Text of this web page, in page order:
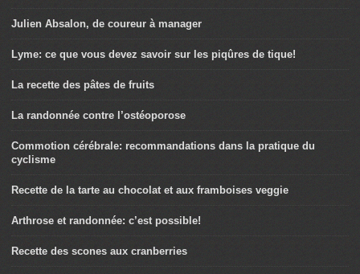
Julien Absalon, de coureur à manager
Lyme: ce que vous devez savoir sur les piqûres de tique!
La recette des pâtes de fruits
La randonnée contre l’ostéoporose
Commotion cérébrale: recommandations dans la pratique du
cyclisme
Recette de la tarte au chocolat et aux framboises veggie
Arthrose et randonnée: c’est possible!
Recette des scones aux cranberries